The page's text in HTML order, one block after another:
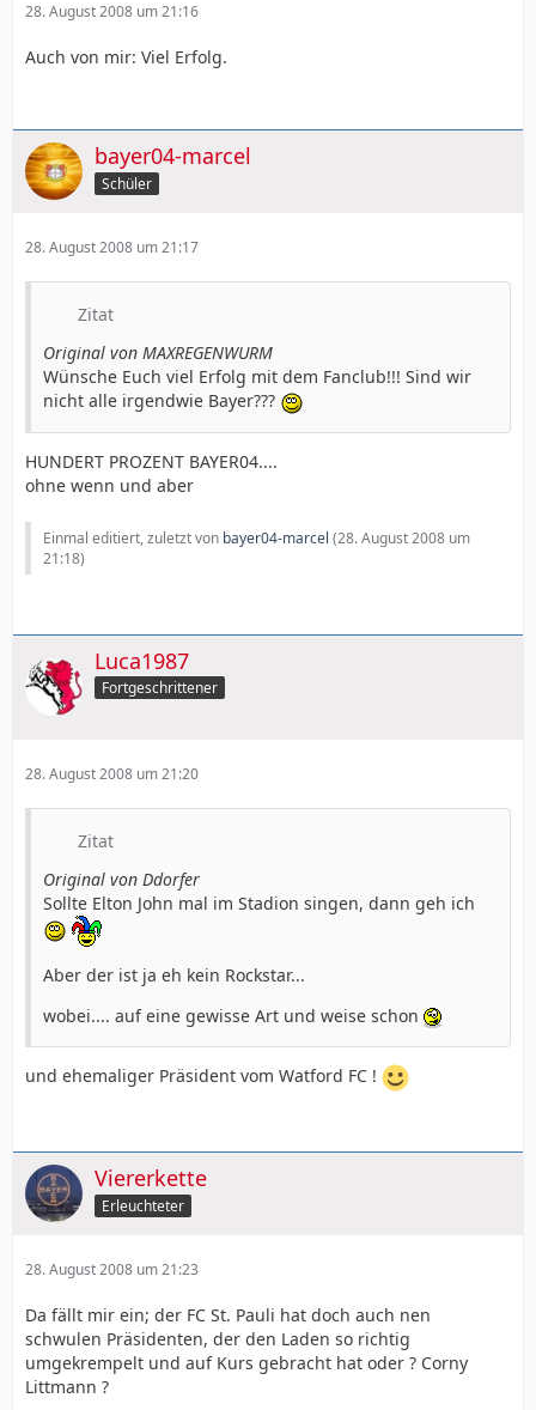
28. August 2008 um 21:16
Auch von mir: Viel Erfolg.
bayer04-marcel
Schüler
28. August 2008 um 21:17
Zitat
Original von MAXREGENWURM
Wünsche Euch viel Erfolg mit dem Fanclub!!! Sind wir
nicht alle irgendwie Bayer???
HUNDERT PROZENT BAYER04....
ohne wenn und aber
Einmal editiert, zuletzt von bayer04-marcel (28. August 2008 um
21:18)
Luca1987
Fortgeschrittener
28. August 2008 um 21:20
Zitat
Original von Ddorfer
Sollte Elton John mal im Stadion singen, dann geh ich
Aber der ist ja eh kein Rockstar...
wobei.... auf eine gewisse Art und weise schon
und ehemaliger Präsident vom Watford FC !
Viererkette
Erleuchteter
28. August 2008 um 21:23
Da fällt mir ein; der FC St. Pauli hat doch auch nen
schwulen Präsidenten, der den Laden so richtig
umgekrempelt und auf Kurs gebracht hat oder ? Corny
Littmann ?